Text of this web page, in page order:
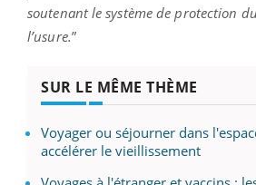
soutenant le système de protection
l’usure.”
SUR LE MÊME THÈME
Voyager ou séjourner dans
accélérer le vieillissement